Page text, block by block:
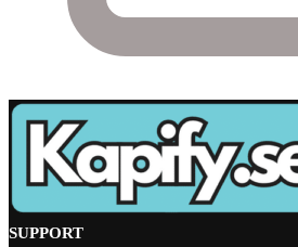
SUPPORT